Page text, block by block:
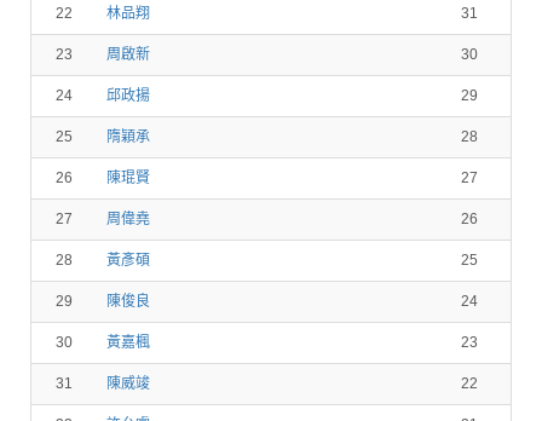
22 林品翔 31
23 周啟新 30
24 邱政揚 29
25 隋穎承 28
26 陳琨賢 27
27 周偉堯 26
28 黃彥碩 25
29 陳俊良 24
30 黃嘉楓 23
31 陳威竣 22